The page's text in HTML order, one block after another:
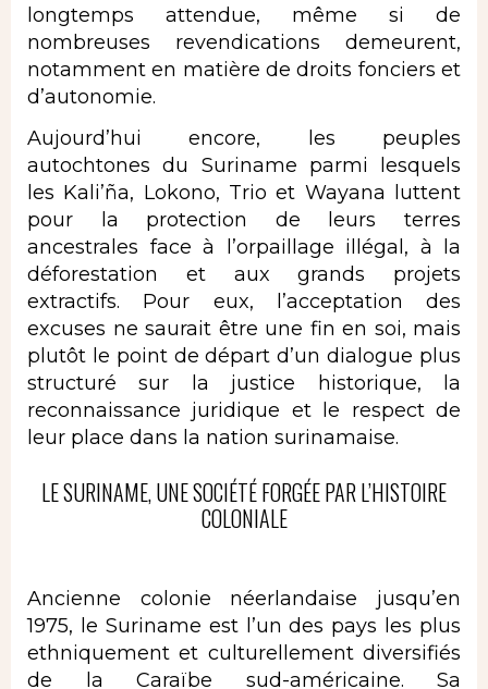
longtemps attendue, même si de
nombreuses revendications demeurent,
notamment en matière de droits fonciers et
d’autonomie.
Aujourd’hui encore, les peuples
autochtones du Suriname parmi lesquels
les Kali’ña, Lokono, Trio et Wayana luttent
pour la protection de leurs terres
ancestrales face à l’orpaillage illégal, à la
déforestation et aux grands projets
extractifs. Pour eux, l’acceptation des
excuses ne saurait être une fin en soi, mais
plutôt le point de départ d’un dialogue plus
structuré sur la justice historique, la
reconnaissance juridique et le respect de
leur place dans la nation surinamaise.
LE SURINAME, UNE SOCIÉTÉ FORGÉE PAR L’HISTOIRE
COLONIALE
Ancienne colonie néerlandaise jusqu’en
1975, le Suriname est l’un des pays les plus
ethniquement et culturellement diversifiés
de la Caraïbe sud-américaine. Sa